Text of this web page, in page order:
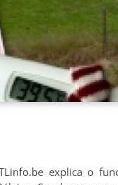
explica o